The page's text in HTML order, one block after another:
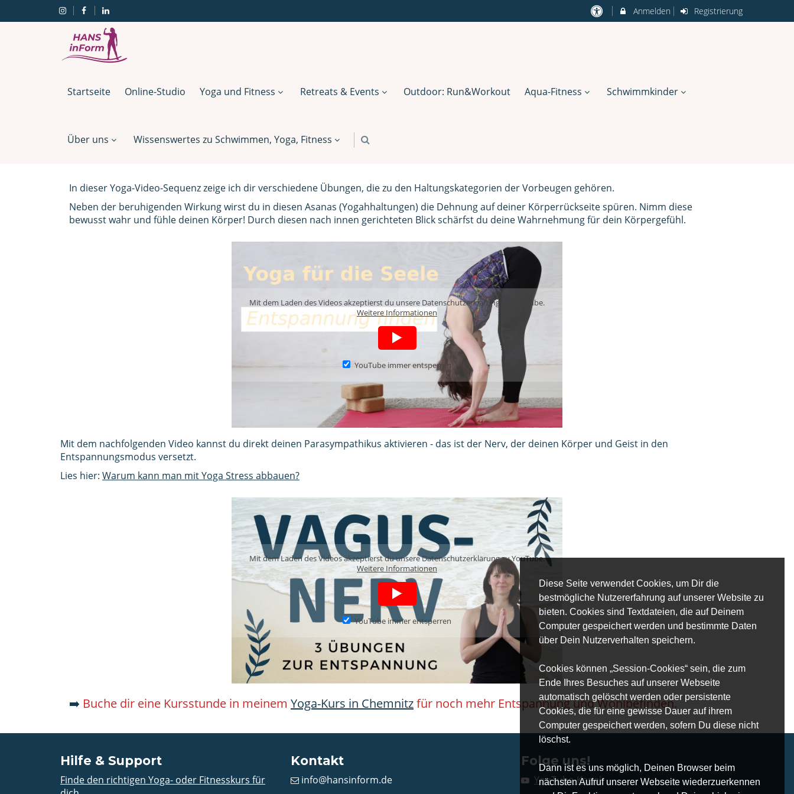
Diese Seite verwendet Cookies, um Dir die
bestmögliche Nutzererfahrung auf unserer Website zu
bieten. Cookies sind Textdateien, die auf Deinem
Computer gespeichert werden und bestimmte Daten
über Dein Nutzerverhalten speichern.
Cookies können „Session-Cookies“ sein, die zum
Ende Ihres Besuches auf unserer Webseite
automatisch gelöscht werden oder persistente
Cookies, die für eine gewisse Dauer auf ihrem
Computer gespeichert werden, sofern Du diese nicht
löschst.
Dann ist es uns möglich, Deinen Browser beim
nächsten Aufruf unserer Webseite wiederzuerkennen
Anmelden Registrierung
Startseite Online-Studio Yoga und Fitness Retreats & Events Outdoor: Run&Workout Aqua-Fitness Schwimmkinder
Über uns Wissenswertes zu Schwimmen, Yoga, Fitness
In dieser Yoga-Video-Sequenz zeige ich dir verschiedene Übungen, die zu den Haltungskategorien der Vorbeugen gehören.
Neben der beruhigenden Wirkung wirst du in diesen Asanas (Yogahhaltungen) die Dehnung auf deiner Körperrückseite spüren. Nimm diese
bewusst wahr und fühle deinen Körper! Durch diesen nach innen gerichteten Blick schärfst du deine Wahrnehmung für dein Körpergefühl.
Mit dem Laden des Videos akzeptierst du unsere Datenschutzerklärung zu YouTube.
Weitere Informationen
YouTube immer entsperren
Mit dem nachfolgenden Video kannst du direkt deinen Parasympathikus aktivieren - das ist der Nerv, der deinen Körper und Geist in den
Entspannungsmodus versetzt.
Lies hier: Warum kann man mit Yoga Stress abbauen?
Mit dem Laden des Videos akzeptierst du unsere Datenschutzerklärung zu YouTube.
Weitere Informationen
YouTube immer entsperren
➡️ Buche dir eine Kursstunde in meinem Yoga-Kurs in Chemnitzfür noch mehr Entspannung und Wohlbefinden.
Hilfe & Support
Finde den richtigen Yoga- oder Fitnesskurs für
Kontakt
info@hansinform.de
Folge uns!
YouTube-Kanal